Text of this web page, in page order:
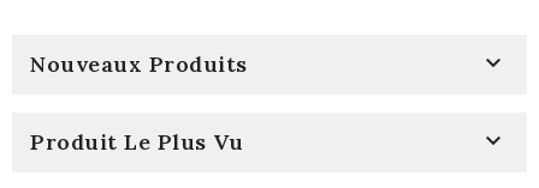
Nouveaux Produits 
Produit Le Plus Vu 